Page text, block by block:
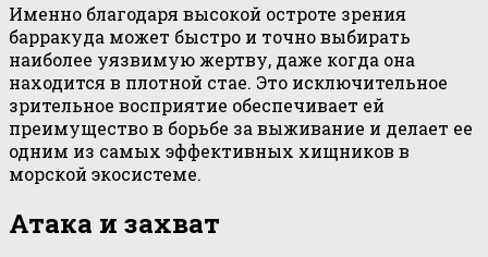
Именно благодаря высокой остроте зрения
барракуда может быстро и точно выбирать
наиболее уязвимую жертву, даже когда она
находится в плотной стае. Это исключительное
зрительное восприятие обеспечивает ей
преимущество в борьбе за выживание и делает ее
одним из самых эффективных хищников в
морской экосистеме.
Атака и захват